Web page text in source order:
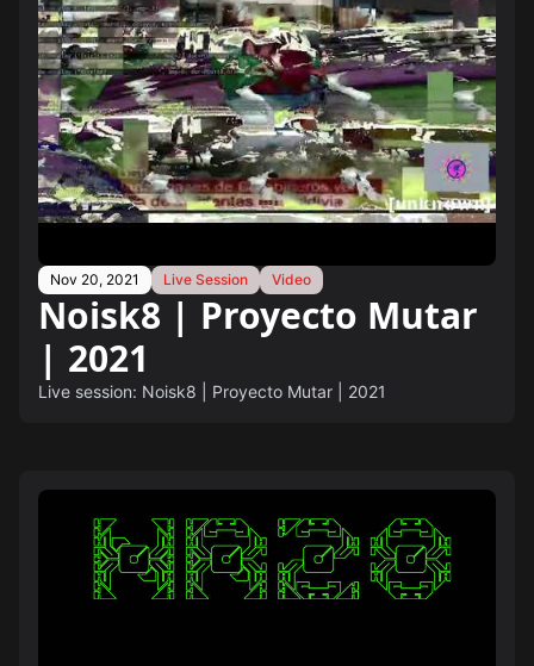
Nov 20, 2021 Live Session Video
Noisk8 | Proyecto Mutar
| 2021
Live session: Noisk8 | Proyecto Mutar | 2021